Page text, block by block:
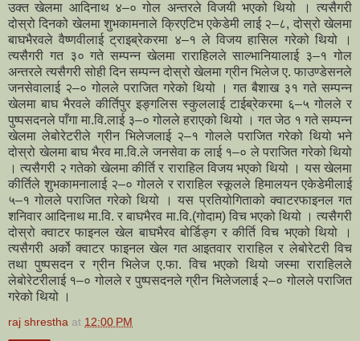
उक्त खेलमा आदिनाथ ४–० गोल अन्तरले विजयी भएको थियो । त्यसैगरी
दोस्रो दिनको खेलमा शुभकामनाले क्रिएटिभ एकेडेमी लाई २–८, दोस्रो खेलमा
बाघभैरवले वैष्णवीलाई ट्राइब्रेकरमा ४–१ ले विजय हासिल गरेको थियो ।
त्यसैगरी गत ३० गते सम्पन्न खेलमा राराहिलले साल्भानियालाई ३–१ गोल
अन्तरले त्यसैगरी सोही दिन सम्पन्न दोस्रो खेलमा ग्रीन भिलेज ए. फाउण्डेसनले
जनसेवालाई २–० गोलले पराजित गरेको थियो । गत बैशाख ३१ गते सम्पन्न
खेलमा बाघ भैरवले कीर्तिपुर इङ्गलिस स्कुललाई टाईब्रेकरमा ६–५ गोलले र
पुष्पसदनले पाँगा मा.वि.लाई ३–० गोलले हराएको थियो । गत जेठ १ गते सम्पन्न
खेलमा लेबोरेटरीले ग्रीन भिलेजलाई २–१ गोलले पराजित गरेको थियो भने
दोस्रो खेलमा बाघ भैरव मा.वि.ले जनसेवा क लाई १–० ले पराजित गरेको थियो
। त्यसैगरी २ गतेको खेलमा कीर्ति र राराहिल विजय भएको थियो । यस खेलमा
कीर्तिले शुभकामनालाई २–० गोलले र राराहिल स्कूलले हिमालयन एकेडेमीलाई
५–१ गोलले पराजित गरेको थियो । यस प्रतियोगिताको क्वाटरफाइनल गत
शनिवार आदिनाथ मा.वि. र बाघभैरव मा.वि.(गोदाम) विच भएको थियो । त्यसैगरी
दोस्रो क्वाटर फाइनल खेल बाघभैरव बोर्डिङ्ग र कीर्ति विच भएको थियो ।
त्यसैगरी अर्को क्वाटर फाइनल खेल गत आइतवार राराहिल र लेबोरेटरी विच
तथा पुष्पसदन र ग्रीन भिलेज ए.फा. विच भएको थियो जस्मा राराहिलले
लेबोरेटरीलाई १–० गोलले र पुष्पसदनले ग्रीन भिलेजलाई २–० गोलले पराजित
गरेको थियो ।
raj shrestha at 12:00 PM